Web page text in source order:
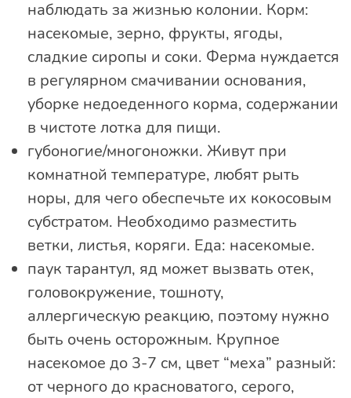
наблюдать за жизнью колонии. Корм:
насекомые, зерно, фрукты, ягоды,
сладкие сиропы и соки. Ферма нуждается
в регулярном смачивании основания,
уборке недоеденного корма, содержании
в чистоте лотка для пищи.
губоногие/многоножки. Живут при
комнатной температуре, любят рыть
норы, для чего обеспечьте их кокосовым
субстратом. Необходимо разместить
ветки, листья, коряги. Еда: насекомые.
паук тарантул, яд может вызвать отек,
головокружение, тошноту,
аллергическую реакцию, поэтому нужно
быть очень осторожным. Крупное
насекомое до 3-7 см, цвет “меха” разный:
от черного до красноватого, серого,